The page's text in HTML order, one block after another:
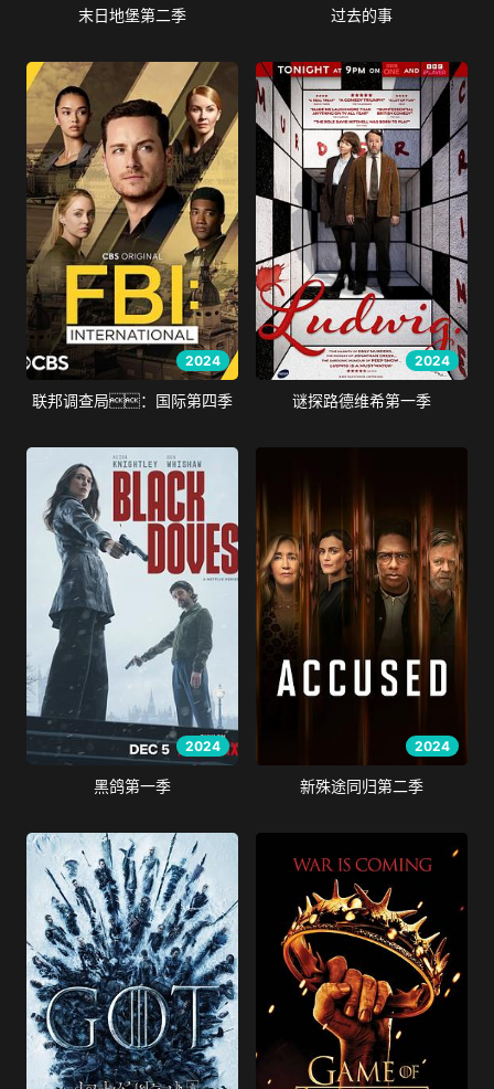
末日地堡第二季 过去的事
2024
联邦调查局：国际第四季
2024
谜探路德维希第一季
2024
黑鸽第一季
2024
新殊途同归第二季